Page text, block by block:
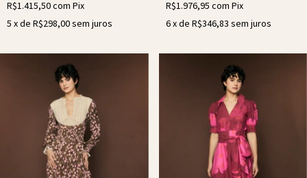
R$1.415,50com Pix
5 x de R$298,00sem juros
R$1.976,95 com Pix
6x de R$346,83 sem juros